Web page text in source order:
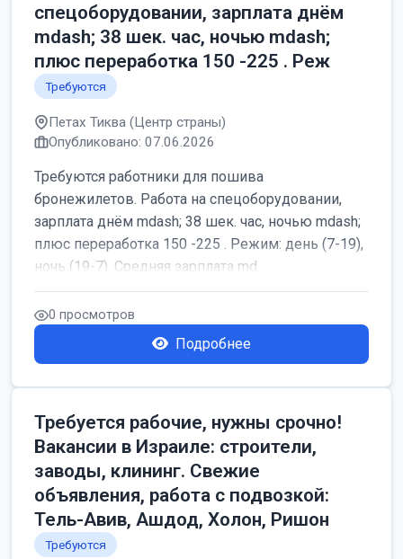
спецоборудовании, зарплата днём
mdash; 38 шек. час, ночью mdash;
плюс переработка 150 -225 . Реж
Требуются
Петах Тиква (Центр страны)
Опубликовано: 07.06.2026
Требуются работники для пошива
бронежилетов. Работа на спецоборудовании,
зарплата днём mdash; 38 шек. час, ночью mdash;
плюс переработка 150 -225 . Режим: день (7-19),
ночь (19-7). Средняя зарплата md...
0 просмотров
Подробнее
Требуется рабочие, нужны срочно!
Вакансии в Израиле: строители,
заводы, клининг. Свежие
объявления, работа с подвозкой:
Тель-Авив, Ашдод, Холон, Ришон
Требуются